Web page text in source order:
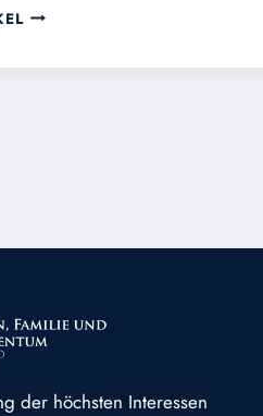
DER
der höchsten Interessen